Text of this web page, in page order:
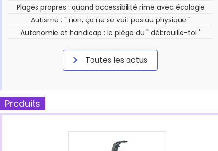
Plages propres : quand accessibilité rime avec écologie
Autisme : " non, ça ne se voit pas au physique "
Autonomie et handicap : le piège du " débrouille-toi "
Toutes les actus
Produits